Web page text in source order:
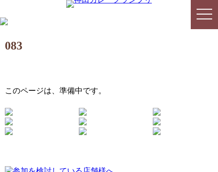
083
このページは、準備中です。